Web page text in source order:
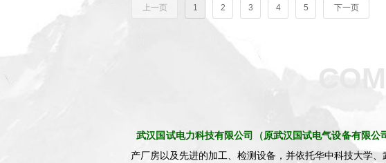
武汉国试电力科技有限公司（原武汉国试电气设备有限公
产厂房以及先进的加工、检测设备，并依托华中科技大学
上一页 1 2 3 4 5 下一页